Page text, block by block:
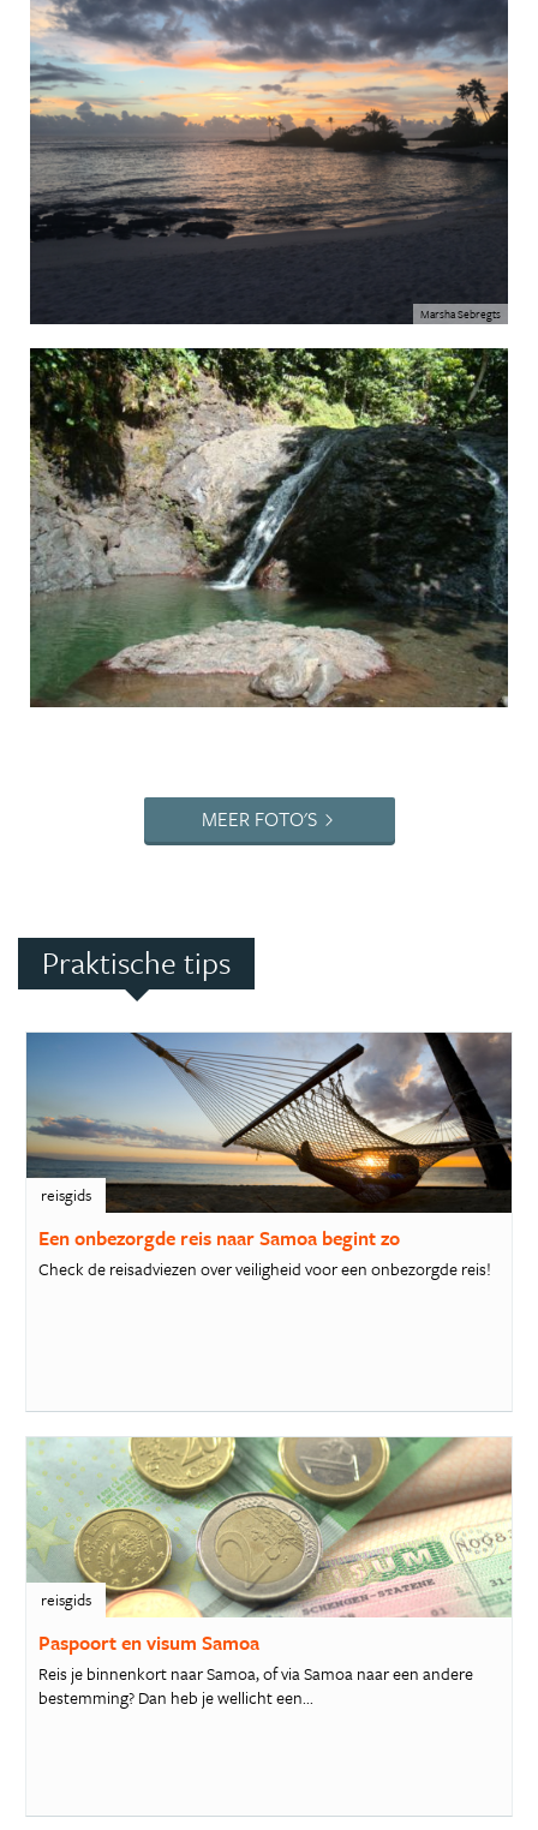
Marsha Sebregts
MEER FOTO'S
Praktische tips
reisgids
Een onbezorgde reis naar Samoa begint zo
Check de reisadviezen over veiligheid voor een onbezorgde reis!
reisgids
Paspoort en visum Samoa
Reis je binnenkort naar Samoa, of via Samoa naar een andere
bestemming? Dan heb je wellicht een...